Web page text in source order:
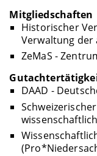
Mitgliedschaften
Historischer
Verwaltung der
ZeMaS -
DAAD -